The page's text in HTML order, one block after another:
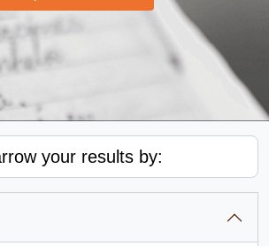
your results by: